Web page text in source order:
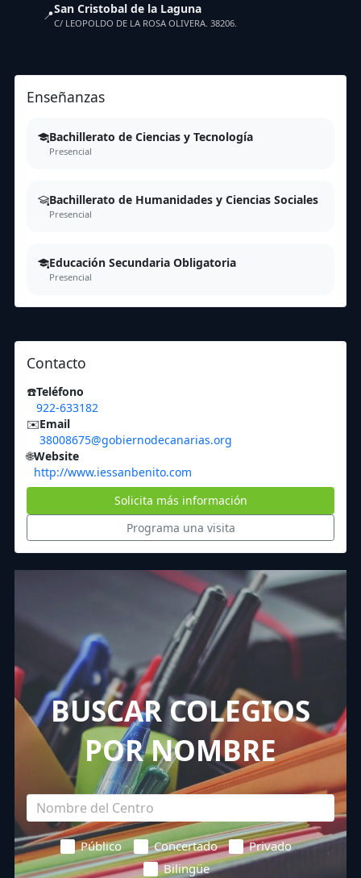
📍San Cristobal de la Laguna
C/ LEOPOLDO DE LA ROSA OLIVERA. 38206.
Enseñanzas
Bachillerato de Ciencias y Tecnología
Presencial
Bachillerato de Humanidades y Ciencias Sociales
Presencial
Educación Secundaria Obligatoria
Presencial
Contacto
☎️Teléfono
922-633182
✉️Email
38008675@gobiernodecanarias.org
🌐Website
http://www.iessanbenito.com
Solicita más información
Programa una visita
BUSCAR COLEGIOS
POR NOMBRE
Público Concertado
Privado
Bilingüe